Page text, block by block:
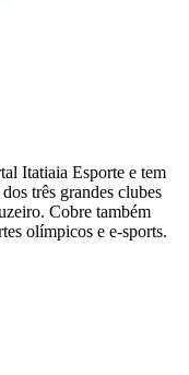
Itatiaia Esporte e tem
três grandes clubes
Cobre também
olímpicos e e-sports.